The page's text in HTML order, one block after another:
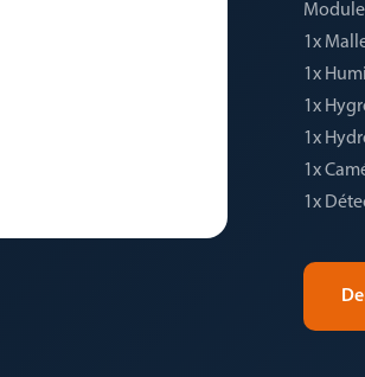
Module
1x
1x
1x
1x
1x
1x